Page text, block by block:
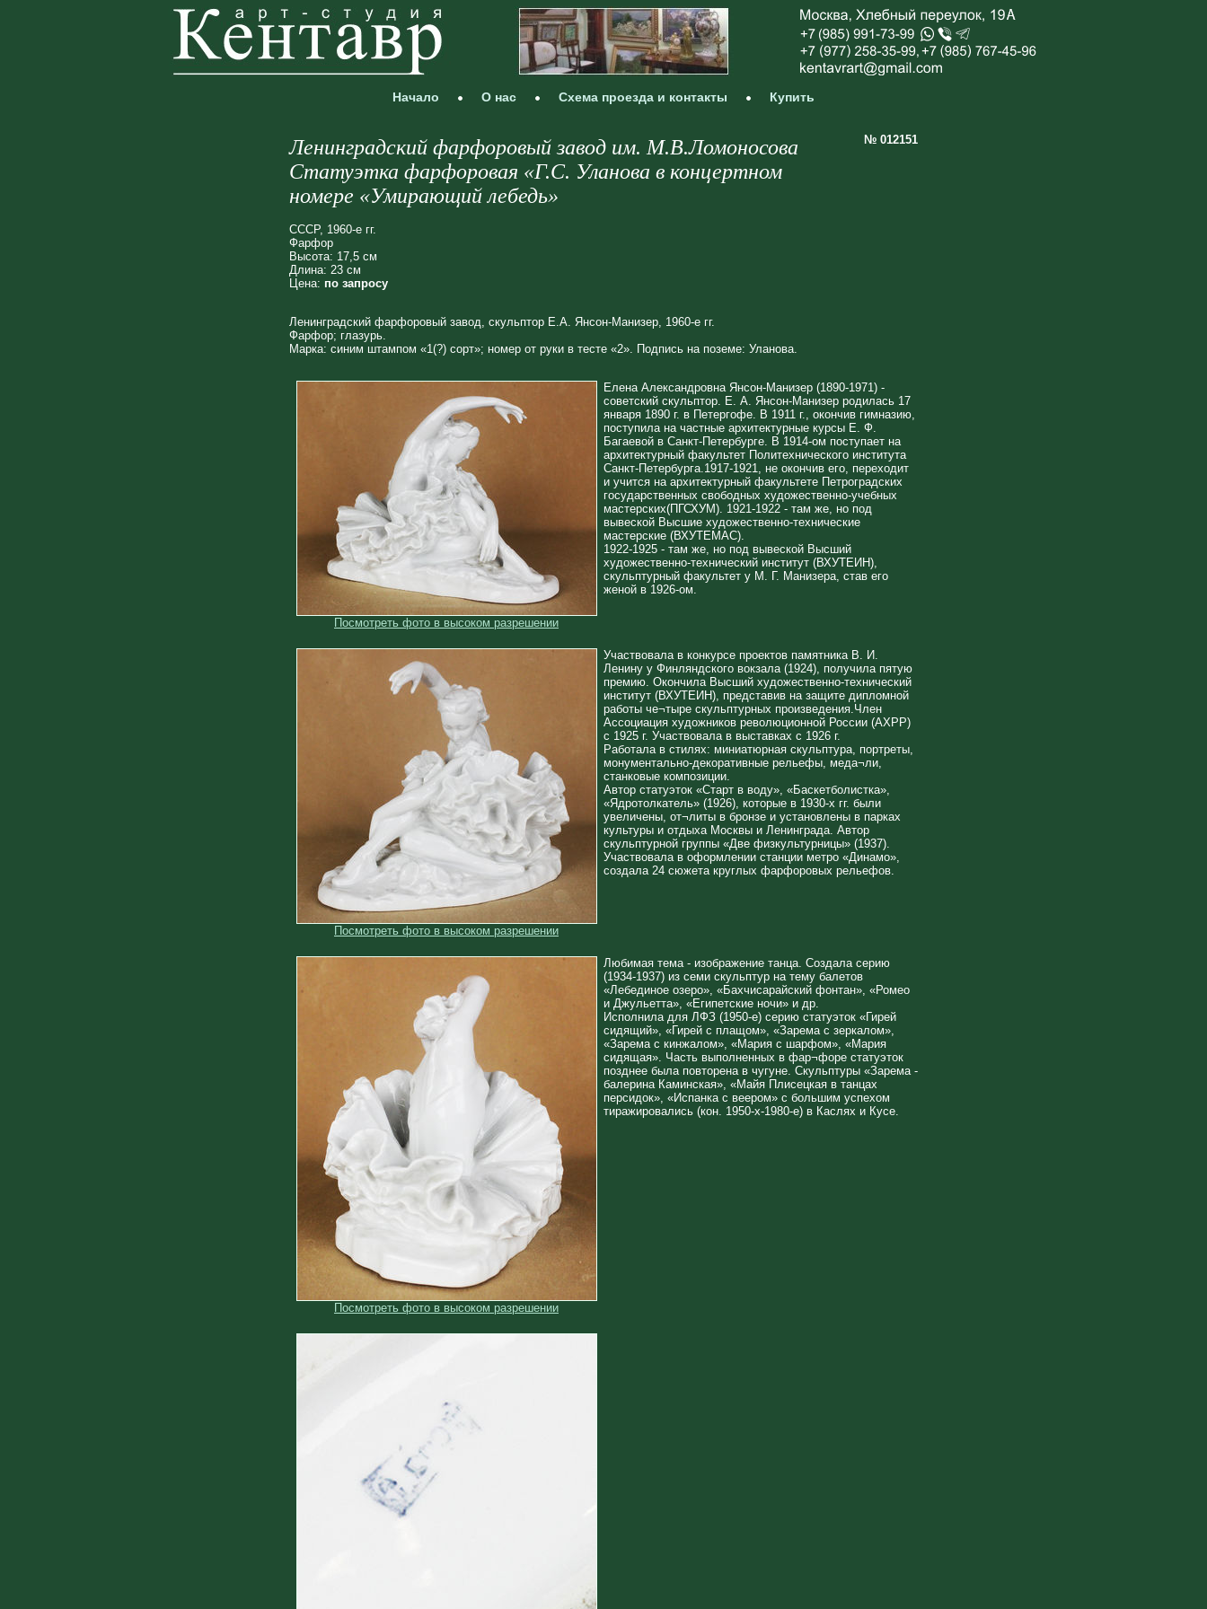
Начало О нас Схема проезда и контакты Купить
Ленинградский фарфоровый завод им. М.В.Ломоносова
Статуэтка фарфоровая «Г.С. Уланова в концертном
номере «Умирающий лебедь»
СССР, 1960-е гг.
Фарфор
Высота: 17,5 см
Длина: 23 см
Цена: по запросу
№ 012151
Ленинградский фарфоровый завод, скульптор Е.А. Янсон-Манизер, 1960-е гг.
Фарфор; глазурь.
Марка: синим штампом «1(?) сорт»; номер от руки в тесте «2». Подпись на поземе: Уланова.
Посмотреть фото в высоком разрешении
Елена Александровна Янсон-Манизер (1890-1971) -
советский скульптор. Е. А. Янсон-Манизер родилась 17
января 1890 г. в Петергофе. В 1911 г., окончив гимназию,
поступила на частные архитектурные курсы Е. Ф.
Багаевой в Санкт-Петербурге. В 1914-ом поступает на
архитектурный факультет Политехнического института
Санкт-Петербурга.1917-1921, не окончив его, переходит
и учится на архитектурный факультете Петроградских
государственных свободных художественно-учебных
мастерских(ПГСХУМ). 1921-1922 - там же, но под
вывеской Высшие художественно-технические
мастерские (ВХУТЕМАС).
1922-1925 - там же, но под вывеской Высший
художественно-технический институт (ВХУТЕИН),
скульптурный факультет у М. Г. Манизера, став его
женой в 1926-ом.
Посмотреть фото в высоком разрешении
Участвовала в конкурсе проектов памятника В. И.
Ленину у Финляндского вокзала (1924), получила пятую
премию. Окончила Высший художественно-технический
институт (ВХУТЕИН), представив на защите дипломной
работы че¬тыре скульптурных произведения.Член
Ассоциация художников революционной России (АХРР)
с 1925 г. Участвовала в выставках с 1926 г.
Работала в стилях: миниатюрная скульптура, портреты,
монументально-декоративные рельефы, меда¬ли,
станковые композиции.
Автор статуэток «Старт в воду», «Баскетболистка»,
«Ядротолкатель» (1926), которые в 1930-х гг. были
увеличены, от¬литы в бронзе и установлены в парках
культуры и отдыха Москвы и Ленинграда. Автор
скульптурной группы «Две физкультурницы» (1937).
Участвовала в оформлении станции метро «Динамо»,
создала 24 сюжета круглых фарфоровых рельефов.
Посмотреть фото в высоком разрешении
Любимая тема - изображение танца. Создала серию
(1934-1937) из семи скульптур на тему балетов
«Лебединое озеро», «Бахчисарайский фонтан», «Ромео
и Джульетта», «Египетские ночи» и др.
Исполнила для ЛФЗ (1950-е) серию статуэток «Гирей
сидящий», «Гирей с плащом», «Зарема с зеркалом»,
«Зарема с кинжалом», «Мария с шарфом», «Мария
сидящая». Часть выполненных в фар¬форе статуэток
позднее была повторена в чугуне. Скульптуры «Зарема -
балерина Каминская», «Майя Плисецкая в танцах
персидок», «Испанка с веером» с большим успехом
тиражировались (кон. 1950-х-1980-е) в Каслях и Кусе.